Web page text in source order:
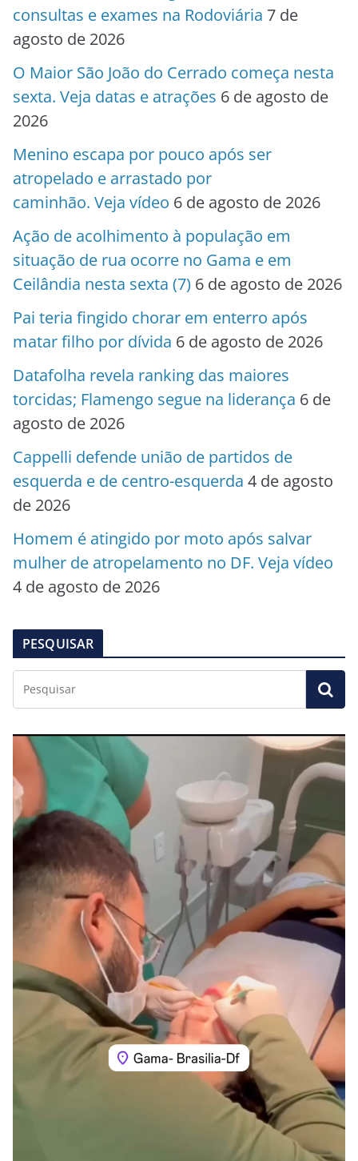
consultas e exames na Rodoviária 7 de
agosto de 2026
O Maior São João do Cerrado começa nesta
sexta. Veja datas e atrações 6 de agosto de
2026
Menino escapa por pouco após ser
atropelado e arrastado por
caminhão. Veja vídeo 6 de agosto de 2026
Ação de acolhimento à população em
situação de rua ocorre no Gama e em
Ceilândia nesta sexta (7) 6 de agosto de 2026
Pai teria fingido chorar em enterro após
matar filho por dívida 6 de agosto de 2026
Datafolha revela ranking das maiores
torcidas; Flamengo segue na liderança 6 de
agosto de 2026
Cappelli defende união de partidos de
esquerda e de centro-esquerda 4 de agosto
de 2026
Homem é atingido por moto após salvar
mulher de atropelamento no DF. Veja vídeo
4 de agosto de 2026
PESQUISAR